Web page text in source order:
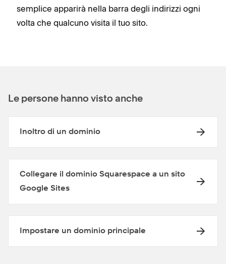
semplice apparirà nella barra degli indirizzi ogni
volta che qualcuno visita il tuo sito.
Le persone hanno visto anche
Inoltro di un dominio
Collegare il dominio Squarespace a un sito
Google Sites
Impostare un dominio principale